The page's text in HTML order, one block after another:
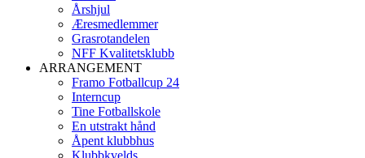
Årshjul
Æresmedlemmer
Grasrotandelen
NFF Kvalitetsklubb
ARRANGEMENT
Framo Fotballcup 24
Interncup
Tine Fotballskole
En utstrakt hånd
Åpent klubbhus
Klubbkvelds